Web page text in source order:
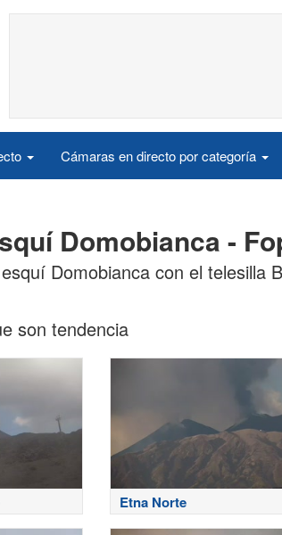
Cámaras en directo por categoría
Domobianca -
Domobianca con el telesilla
son tendencia
Etna Norte